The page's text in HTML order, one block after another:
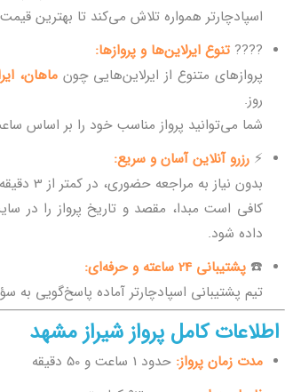
اسپادچارتر همواره تلاش می‌کند تا بهترین
???? تنوع ایرلاین‌ها و پروازها:
پروازهای متنوع از ایرلاین‌هایی چونماهان،
روز.
شما می‌توانید پرواز مناسب خود را بر اساس
⚡ رزرو آنلاین آسان و سریع:
بدون نیاز به مراجعه حضوری، در کمتر از 3 دقیقه بلیط خود را خریداری کنید.
کافی است مبدا، مقصد و تاریخ پرواز را در
داده شود.
☎️ پشتیبانی 24 ساعته و حرفه‌ای:
تیم پشتیبانی اسپادچارتر آماده پاسخ‌گویی به
اطلاعات کامل پرواز شیراز مشهد
مدت زمان پرواز: حدود 1 ساعت و 50 دقیقه